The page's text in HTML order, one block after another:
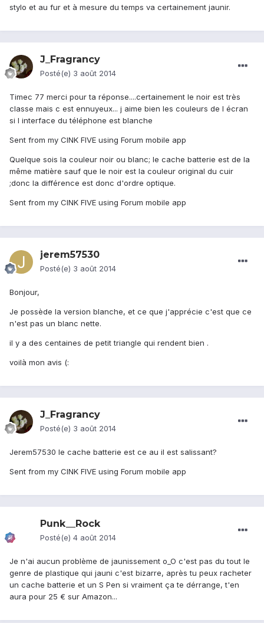
stylo et au fur et à mesure du temps va certainement jaunir.
J_Fragrancy
Posté(e) 3 août 2014
Timec 77 merci pour ta réponse....certainement le noir est très
classe mais c est ennuyeux... j aime bien les couleurs de l écran
si l interface du téléphone est blanche
Sent from my CINK FIVE using Forum mobile app
Quelque sois la couleur noir ou blanc; le cache batterie est de la
même matière sauf que le noir est la couleur original du cuir
;donc la différence est donc d'ordre optique.
Sent from my CINK FIVE using Forum mobile app
jerem57530
Posté(e) 3 août 2014
Bonjour,
Je possède la version blanche, et ce que j'apprécie c'est que ce
n'est pas un blanc nette.
il y a des centaines de petit triangle qui rendent bien .
voilà mon avis (:
J_Fragrancy
Posté(e) 3 août 2014
Jerem57530 le cache batterie est ce au il est salissant?
Sent from my CINK FIVE using Forum mobile app
Punk__Rock
Posté(e) 4 août 2014
Je n'ai aucun problème de jaunissement o_O c'est pas du tout le
genre de plastique qui jauni c'est bizarre, après tu peux racheter
un cache batterie et un S Pen si vraiment ça te dérrange, t'en
aura pour 25 € sur Amazon...